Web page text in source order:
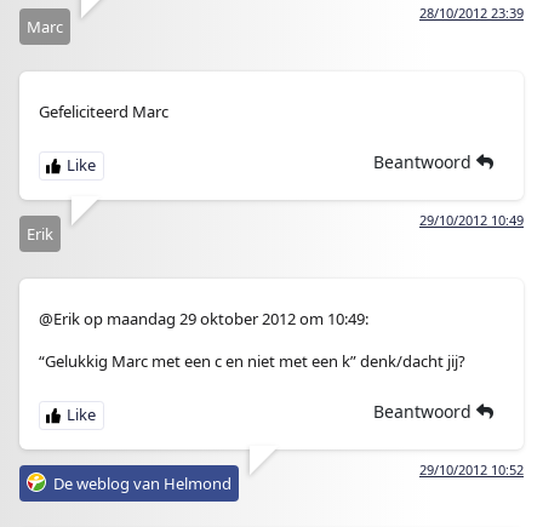
28/10/2012 23:39
Marc
Gefeliciteerd Marc
Beantwoord
29/10/2012 10:49
Erik
@Erik op maandag 29 oktober 2012 om 10:49:
“Gelukkig Marc met een c en niet met een k” denk/dacht jij?
Beantwoord
29/10/2012 10:52
De weblog van Helmond